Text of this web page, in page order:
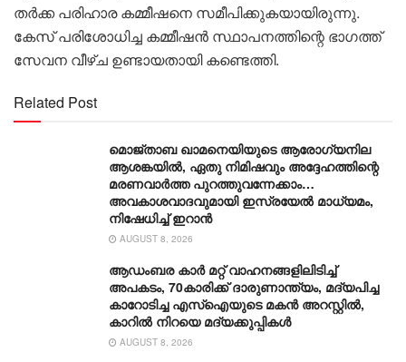
തർക്ക പരിഹാര കമ്മീഷനെ സമീപിക്കുകയായിരുന്നു.
കേസ് പരിശോധിച്ച കമ്മീഷൻ സ്ഥാപനത്തിന്റെ ഭാഗത്ത്
സേവന വീഴ്ച ഉണ്ടായതായി കണ്ടെത്തി.
Related Post
മൊജ്താബ ഖാമനെയിയുടെ ആരോ​ഗ്യനില
ആശങ്കയിൽ, ഏതു നിമിഷവും അദ്ദേഹത്തിന്റെ
മരണവാർത്ത പുറത്തുവന്നേക്കാം…
അവകാശവാദവുമായി ഇസ്രയേൽ മാധ്യമം,
നിഷേധിച്ച് ഇറാൻ
AUGUST 8, 2026
ആഡംബര കാര്‍ മറ്റ് വാഹനങ്ങളിലിടിച്ച്
അപകടം, 70കാരിക്ക് ദാരുണാന്ത്യം, മദ്യപിച്ച
കാറോടിച്ച എസ്ഐയുടെ മകന്‍ അറസ്റ്റില്‍,
കാറില്‍ നിറയെ മദ്യക്കുപ്പികള്‍
AUGUST 8, 2026